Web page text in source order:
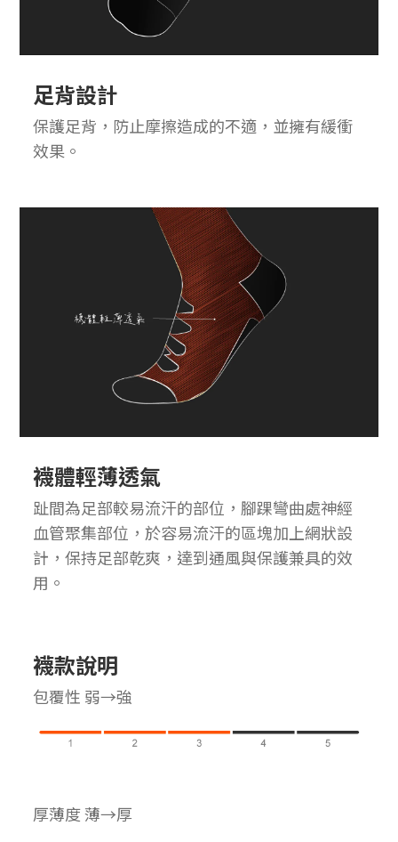
足背設計
保護足背，防止摩擦造成的不適，並擁有緩衝
效果。
襪體輕薄透氣
趾間為足部較易流汗的部位，腳踝彎曲處神經
血管聚集部位，於容易流汗的區塊加上網狀設
計，保持足部乾爽，達到通風與保護兼具的效
用。
襪款說明
包覆性 弱→強
厚薄度 薄→厚